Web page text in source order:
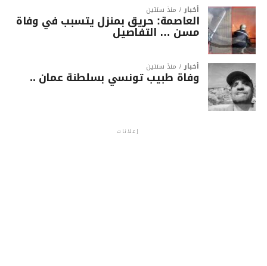
أخبار منذ سنتين
العاصمة: حريق بمنزل يتسبب في وفاة
مسن … التفاصيل
أخبار منذ سنتين
وفاة طبيب تونسي بسلطنة عمان ..
إعلانات